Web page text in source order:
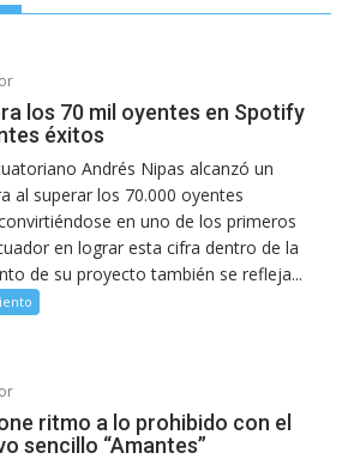
los 70 mil oyentes en Spotify
éxitos
Andrés Nipas alcanzó un
al superar los 70.000 oyentes
en uno de los primeros
en lograr esta cifra dentro de la
de su proyecto también se refleja...
ritmo a lo prohibido con el
sencillo “Amantes”